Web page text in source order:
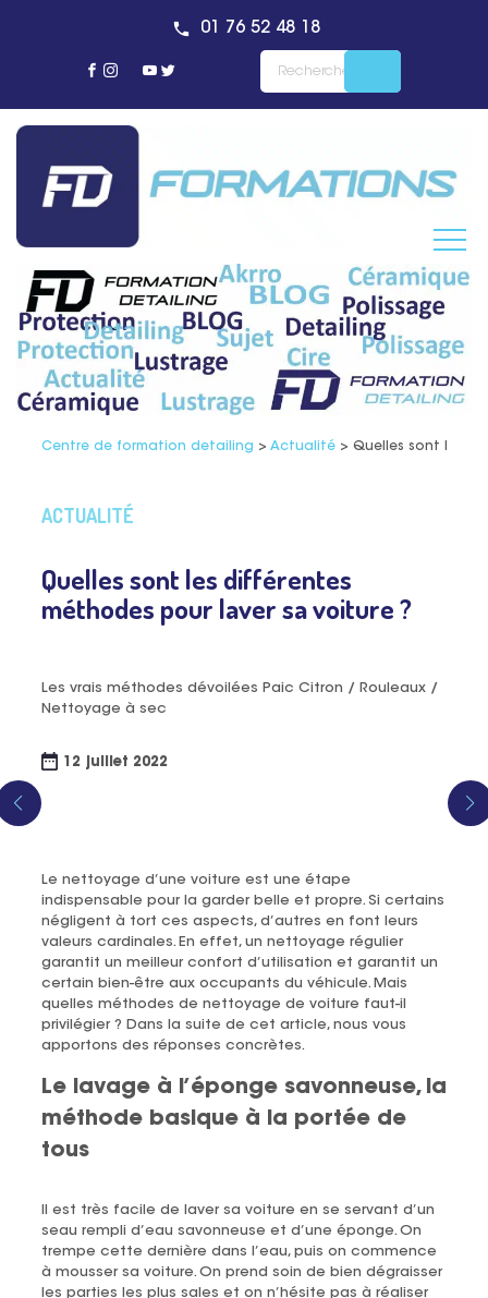
01 76 52 48 18
Centre de formation detailing > Actualité> Quelles sont les
ACTUALITÉ
Quelles sont les différentes
méthodes pour laver sa voiture ?
Les vrais méthodes dévoilées Paic Citron / Rouleaux /
Nettoyage à sec
12 juillet 2022
Le nettoyage d’une voiture est une étape
indispensable pour la garder belle et propre. Si certains
négligent à tort ces aspects, d’autres en font leurs
valeurs cardinales. En effet, un nettoyage régulier
garantit un meilleur confort d’utilisation et garantit un
certain bien-être aux occupants du véhicule. Mais
quelles méthodes de nettoyage de voiture faut-il
privilégier ? Dans la suite de cet article, nous vous
apportons des réponses concrètes.
Le lavage à l’éponge savonneuse, la
méthode basique à la portée de
tous
Il est très facile de laver sa voiture en se servant d’un
seau rempli d’eau savonneuse et d’une éponge. On
trempe cette dernière dans l’eau, puis on commence
à mousser sa voiture. On prend soin de bien dégraisser
les parties les plus sales et on n’hésite pas à réaliser